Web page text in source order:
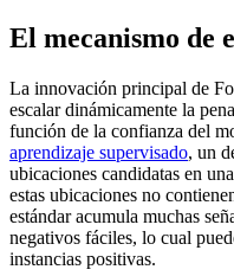
El mecanismo de
La innovación principal de
escalar dinámicamente la
función de la confianza del
aprendizaje supervisado, un
ubicaciones candidatas en
estas ubicaciones no
estándar acumula muchas
negativos fáciles, lo cual
instancias positivas.